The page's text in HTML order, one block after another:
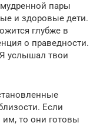
пары
и здоровые дети.
глубже в
о праведности.
услышал твои
Если
им, то они готовы